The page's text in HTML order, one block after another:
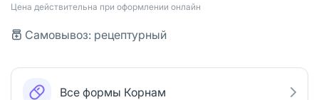
Цена действительна при оформлении онлайн
Самовывоз: рецептурный
Все формы Корнам